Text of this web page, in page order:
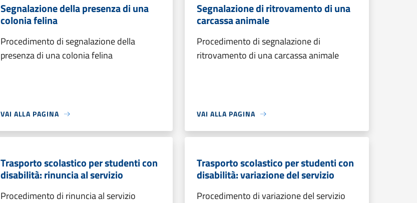
Segnalazione della presenza di una
colonia felina
Procedimento di segnalazione della
presenza di una colonia felina
VAI ALLA PAGINA
Segnalazione di ritrovamento di una
carcassa animale
Procedimento di segnalazione di
ritrovamento di una carcassa animale
VAI ALLA PAGINA
Trasporto scolastico per studenti con
disabilità: rinuncia al servizio
Procedimento di rinuncia al servizio
Trasporto scolastico per studenti con
disabilità: variazione del servizio
Procedimento di variazione del servizio